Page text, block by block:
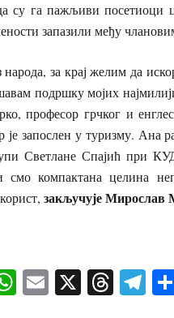
су га пажљиви посетиоци
запазили међу
за крај желим да
подршку мојих
професор грчког и
је запослен у туризму. Ана
Светлане Спајић при
смо компактана целина
закључује Мирослав
WhatsApp
Email
X